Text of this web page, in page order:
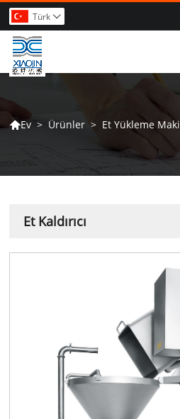
Türk 
Ev > Ürünler > Et Yükleme
Et Kaldırıcı